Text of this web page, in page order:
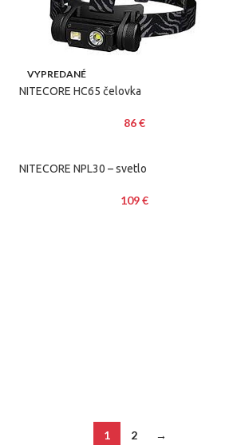
VYPREDANÉ
NITECORE HC65 čelovka
86€
NITECORE NPL30 – svetlo
109€
1 2 →